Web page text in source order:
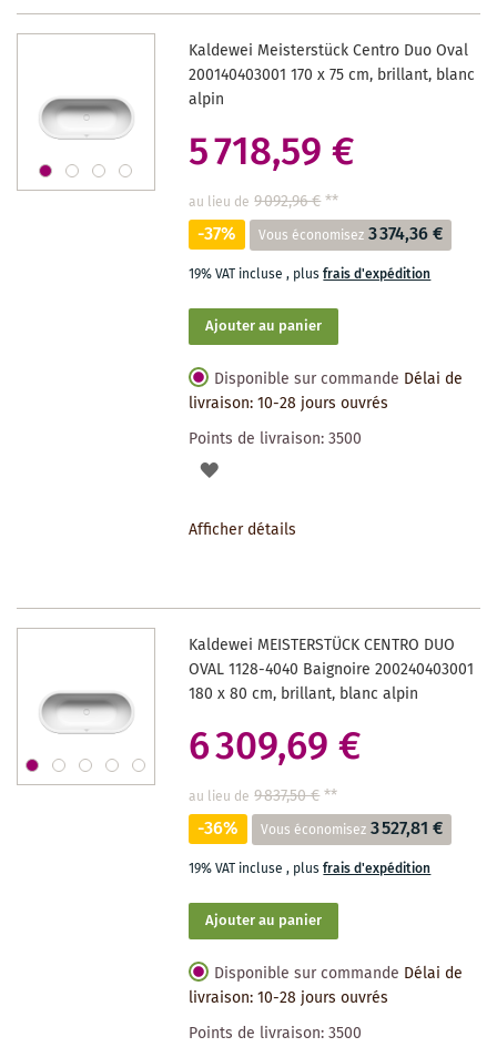
SOUHAITS
Kaldewei Meisterstück Centro Duo Oval
200140403001 170 x 75 cm, brillant, blanc
alpin
5 718,59 €
au lieu de 9 092,96 €**
-37% Vous économisez 3 374,36 €
19% VAT incluse, plusfrais d'expédition
Ajouter au panier
Disponible sur commande Délai de
livraison: 10-28 jours ouvrés
Points de livraison:3500
AJOUTER
SOUHAITS
Afficher détails
Kaldewei MEISTERSTÜCK CENTRO DUO
OVAL 1128-4040 Baignoire 200240403001
180 x 80 cm, brillant, blanc alpin
6 309,69 €
au lieu de 9 837,50 €**
-36% Vous économisez 3 527,81 €
19% VAT incluse, plusfrais d'expédition
Ajouter au panier
Disponible sur commande Délai de
livraison: 10-28 jours ouvrés
Points de livraison:3500